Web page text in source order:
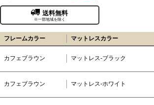
送料無料
※一部地域を除く
フレームカラー マットレスカラー
カフェブラウン マットレス-ブラック
カフェブラウン マットレス-ホワイト